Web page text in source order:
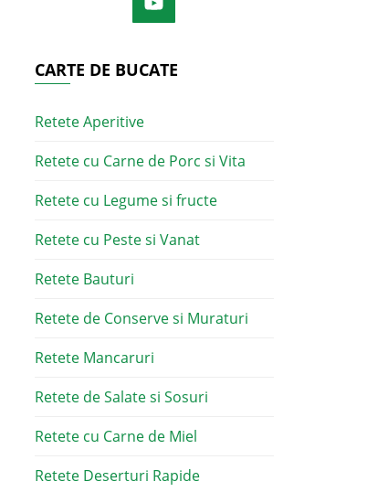
CARTE DE BUCATE
Retete Aperitive
Retete cu Carne de Porc si Vita
Retete cu Legume si fructe
Retete cu Peste si Vanat
Retete Bauturi
Retete de Conserve si Muraturi
Retete Mancaruri
Retete de Salate si Sosuri
Retete cu Carne de Miel
Retete Deserturi Rapide